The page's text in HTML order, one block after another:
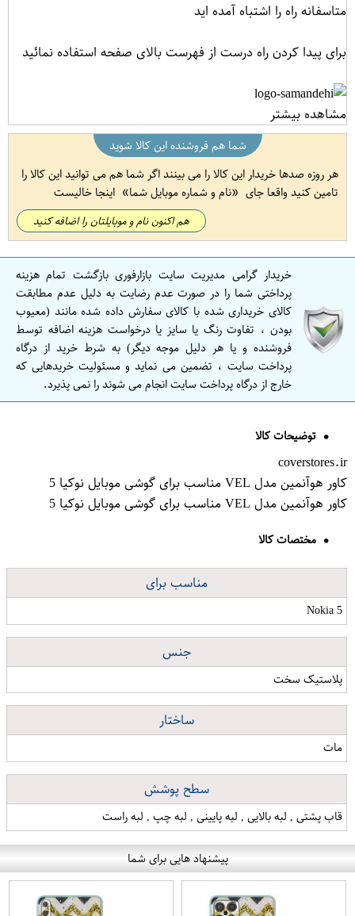
متاسفانه راه را اشتباه آمده اید
برای پیدا کردن راه درست از فهرست بالای صفحه استفاده نمائید
مشاهده بیشتر
شما هم فروشنده این کالا شوید
هر روزه صدها خریدار این کالا را می بینند اگر شما هم می توانید این کالا را
تامین کنید واقعا جای
نام و شماره موبایل شما اینجا خالیست
هم اکنون نام و موبایلتان را اضافه کنید
خریدار گرامی مدیریت سایت بازارفوری بازگشت تمام هزینه
پرداختی شما را در صورت عدم رضایت به دلیل عدم مطابقت
کالای خریداری شده با کالای سفارش داده شده مانند (معیوب
بودن ، تفاوت رنگ یا سایز یا درخواست هزینه اضافه توسط
فروشنده و یا هر دلیل موجه دیگر) به شرط خرید از درگاه
پرداخت سایت ، تضمین می نماید و مسئولیت خریدهایی که
خارج از درگاه پرداخت سایت انجام می شوند را نمی پذیرد.
توضیحات کالا
coverstores.ir
کاور هوآنمین مدل VEL مناسب برای گوشی موبایل نوکیا 5
کاور هوآنمین مدل VEL مناسب برای گوشی موبایل نوکیا 5
مختصات کالا
مناسب برای
Nokia 5
جنس
پلاستیک سخت
ساختار
مات
سطح پوشش
قاب پشتی , لبه بالایی , لبه پایینی , لبه چپ , لبه راست
پیشنهاد هایی برای شما